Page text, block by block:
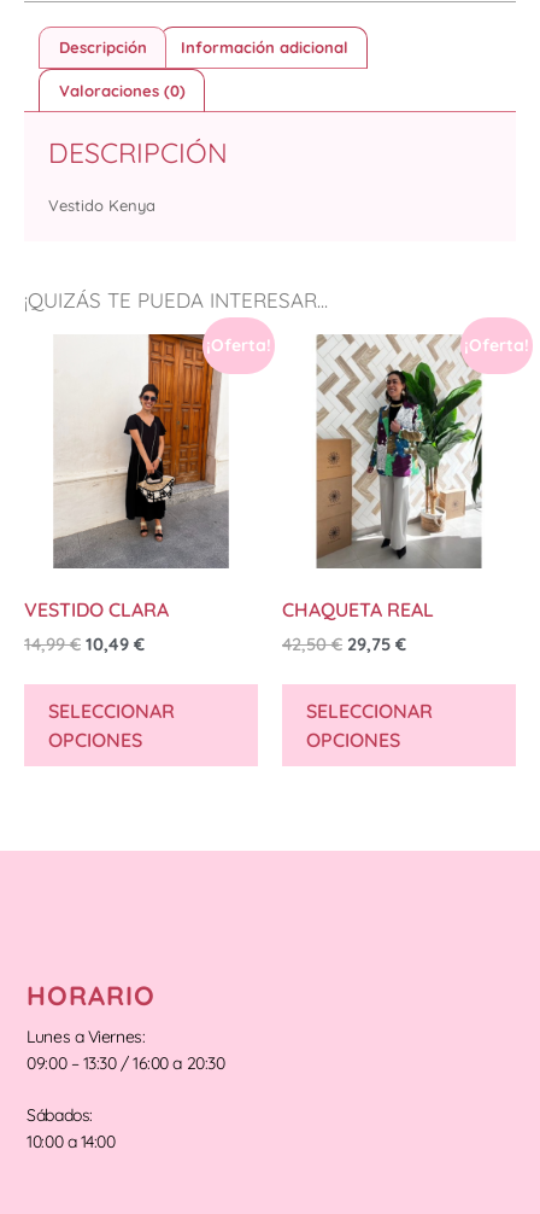
¡QUIZÁS TE PUEDA INTERESAR...
¡Oferta!
VESTIDO CLARA
14,99€ 10,49 €
SELECCIONAR
OPCIONES
¡Oferta!
CHAQUETA REAL
42,50€ 29,75 €
SELECCIONAR
OPCIONES
Descripción Información adicional
Valoraciones (0)
DESCRIPCIÓN
Vestido Kenya
HORARIO
Lunes a Viernes:
09:00 – 13:30 / 16:00 a 20:30
Sábados:
10:00 a 14:00